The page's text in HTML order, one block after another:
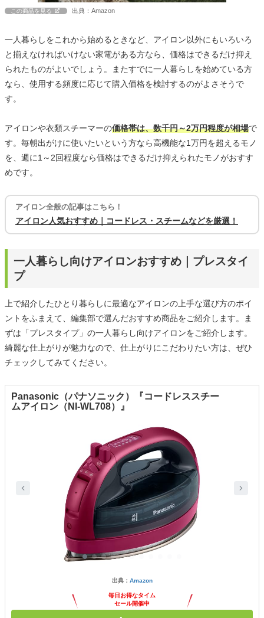
この商品を見る 出典：Amazon
一人暮らしをこれから始めるときなど、アイロン以外にもいろいろ
と揃えなければいけない家電がある方なら、価格はできるだけ抑え
られたものがよいでしょう。またすでに一人暮らしを始めている方
なら、使用する頻度に応じて購入価格を検討するのがよさそうで
す。
アイロンや衣類スチーマーの価格帯は、数千円～2万円程度が相場で
す。毎朝出がけに使いたいという方なら高機能な1万円を超えるモノ
を、週に1～2回程度なら価格はできるだけ抑えられたモノがおすす
めです。
アイロン全般の記事はこちら！
アイロン人気おすすめ｜コードレス・スチームなどを厳選！
一人暮らし向けアイロンおすすめ｜プレスタイ
プ
上で紹介したひとり暮らしに最適なアイロンの上手な選び方のポイ
ントをふまえて、編集部で選んだおすすめ商品をご紹介します。ま
ずは「プレスタイプ」の一人暮らし向けアイロンをご紹介します。
綺麗な仕上がりが魅力なので、仕上がりにこだわりたい方は、ぜひ
チェックしてみてください。
Panasonic（パナソニック）『コードレススチー
ムアイロン（NI-WL708）』
出典： Amazon
毎日お得なタイム
セール開催中